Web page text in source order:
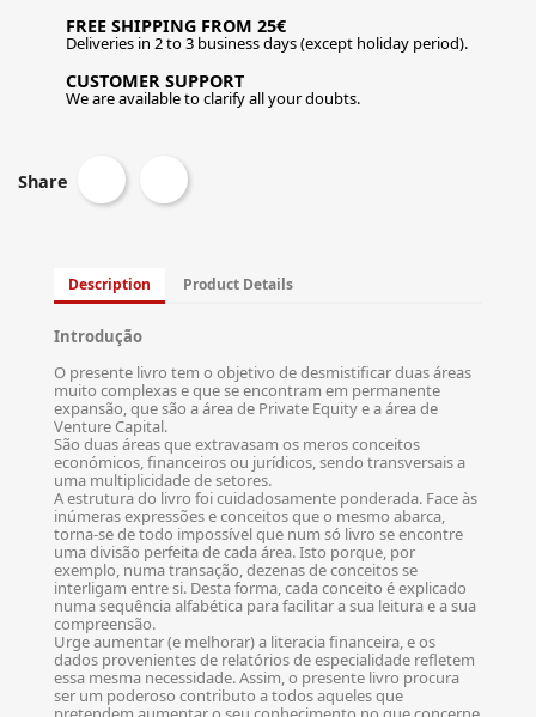
FREE SHIPPING FROM 25€
Deliveries in 2 to 3 business days (except holiday period).
CUSTOMER SUPPORT
We are available to clarify all your doubts.
Share
Description Product Details
Introdução
O presente livro tem o objetivo de desmistificar duas áreas
muito complexas e que se encontram em permanente
expansão, que são a área de Private Equity e a área de
Venture Capital.
São duas áreas que extravasam os meros conceitos
económicos, financeiros ou jurídicos, sendo transversais a
uma multiplicidade de setores.
A estrutura do livro foi cuidadosamente ponderada. Face às
inúmeras expressões e conceitos que o mesmo abarca,
torna-se de todo impossível que num só livro se encontre
uma divisão perfeita de cada área. Isto porque, por
exemplo, numa transação, dezenas de conceitos se
interligam entre si. Desta forma, cada conceito é explicado
numa sequência alfabética para facilitar a sua leitura e a sua
compreensão.
Urge aumentar (e melhorar) a literacia financeira, e os
dados provenientes de relatórios de especialidade refletem
essa mesma necessidade. Assim, o presente livro procura
ser um poderoso contributo a todos aqueles que